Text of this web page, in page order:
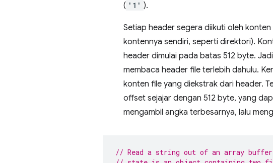
( '1' ).
Setiap header segera diikuti oleh
kontennya sendiri, seperti direktori).
header dimulai pada batas 512 byte.
membaca header file terlebih dahulu.
konten file yang diekstrak dari header.
offset sejajar dengan 512 byte, yang
mengambil angka terbesarnya, lalu
// Read a string out of an array